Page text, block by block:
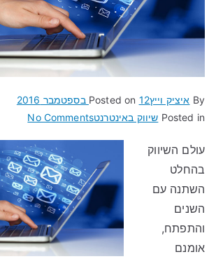
By איציק וייץ Posted on 12 בספטמבר 2016
Posted in שיווק באינטרנטNo Comments
on
–
פרסום
ושיווק
יעיל
עולם השיווק
בהחלט
השתנה עם
השנים
והתפתח,
אומנם